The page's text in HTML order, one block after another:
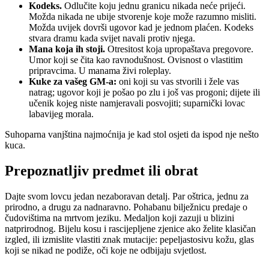
Kodeks. Odlučite koju jednu granicu nikada neće prijeći.
Možda nikada ne ubije stvorenje koje može razumno misliti.
Možda uvijek dovrši ugovor kad je jednom plaćen. Kodeks
stvara dramu kada svijet navali protiv njega.
Mana koja ih stoji. Otresitost koja upropaštava pregovore.
Umor koji se čita kao ravnodušnost. Ovisnost o vlastitim
pripravcima. U manama živi roleplay.
Kuke za vašeg GM-a: oni koji su vas stvorili i žele vas
natrag; ugovor koji je pošao po zlu i još vas progoni; dijete ili
učenik kojeg niste namjeravali posvojiti; suparnički lovac
labavijeg morala.
Suhoparna vanjština najmoćnija je kad stol osjeti da ispod nje nešto
kuca.
Prepoznatljiv predmet ili obrat
Dajte svom lovcu jedan nezaboravan detalj. Par oštrica, jednu za
prirodno, a drugu za nadnaravno. Pohabanu bilježnicu predaje o
čudovištima na mrtvom jeziku. Medaljon koji zazuji u blizini
natprirodnog. Bijelu kosu i rascijepljene zjenice ako želite klasičan
izgled, ili izmislite vlastiti znak mutacije: pepeljastosivu kožu, glas
koji se nikad ne podiže, oči koje ne odbijaju svjetlost.